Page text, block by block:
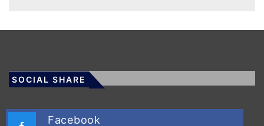
SOCIAL SHARE
Facebook